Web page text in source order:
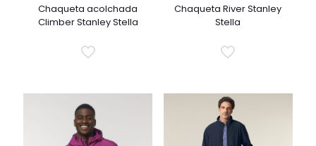
Chaqueta acolchada
Climber Stanley Stella
Chaqueta River Stanley
Stella